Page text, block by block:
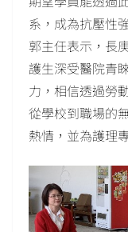
系，成為抗壓性
郭主任表示，長
護生深受醫院青
力，相信透過勞
從學校到職場的
熱情，並為護理